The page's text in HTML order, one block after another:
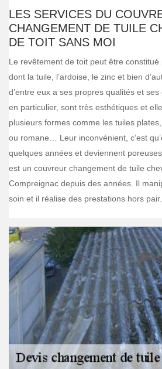
LES SERVICES DU
CHANGEMENT DE TUILE
DE TOIT SANS MOI
Le revêtement de toit peut être
dont la tuile, l’ardoise, le zinc et bien
d’entre eux a ses propres qualités et
en particulier, sont très esthétiques et
plusieurs formes comme les tuiles
ou romane… Leur inconvénient, c’est
quelques années et deviennent
est un couvreur changement de tuile
Compreignac depuis des années. Il
soin et il réalise des prestations hors pair.